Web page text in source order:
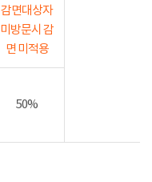
감면대상자
미방문시 감
면 미적용
50%